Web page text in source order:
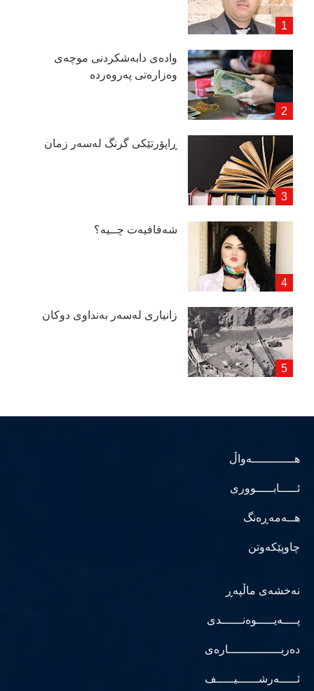
وادەی دابەشكردنی موچەی
وەزارەتی پەروەردە
ڕاپۆرتێكی گرنگ لەسەر زمان
شەفافیەت چــیە؟
زانیاری لەسەر بەنداوی دوكان
هــــــــــــەواڵ
ئـــــابـــــووری
هــەمەڕەنگ
چاوپێکەوتن
نەخشەی ماڵپەڕ
پــــەیـــــوەنــــــدی
دەربـــــــــــــــارەی
ئـــــەرشــــــیـــــف